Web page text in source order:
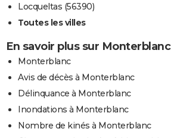
Locqueltas (56390)
Toutes les villes
En savoir plus sur Monterblanc
Monterblanc
Avis de décès à Monterblanc
Délinquance à Monterblanc
Inondations à Monterblanc
Nombre de kinés à Monterblanc